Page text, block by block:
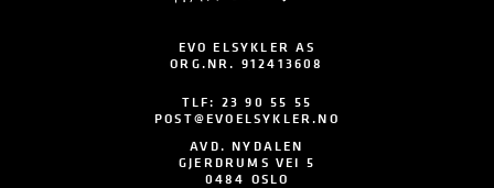
EVO ELSYKLER AS
ORG.NR. 912413608
TLF: 23 90 55 55
POST@EVOELSYKLER.NO
AVD. NYDALEN
GJERDRUMS VEI 5
0484 OSLO